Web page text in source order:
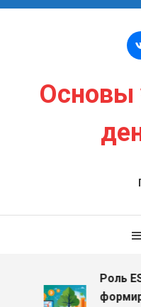
Перейти к содержимому
Основы
Роль